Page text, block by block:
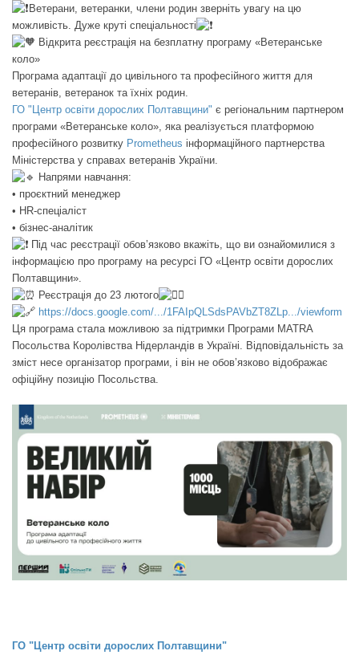
Ветерани, ветеранки, члени родин зверніть увагу на цю
можливість. Дуже круті спеціальності
Відкрита реєстрація на безплатну програму «Ветеранське
коло»
Програма адаптації до цивільного та професійного життя для
ветеранів, ветеранок та їхніх родин.
ГО "Центр освіти дорослих Полтавщини" є регіональним партнером
програми «Ветеранське коло», яка реалізується платформою
професійного розвитку Prometheus інформаційного партнерства
Міністерства у справах ветеранів України.
Напрями навчання:
• проєктний менеджер
• HR-спеціаліст
• бізнес-аналітик
Під час реєстрації обов’язково вкажіть, що ви ознайомилися з
інформацією про програму на ресурсі ГО «Центр освіти дорослих
Полтавщини».
Реєстрація до 23 лютого
https://docs.google.com/.../1FAIpQLSdsPAVbZT8ZLp.../viewform
Ця програма стала можливою за підтримки Програми MATRA
Посольства Королівства Нідерландів в Україні. Відповідальність за
зміст несе організатор програми, і він не обов’язково відображає
офіційну позицію Посольства.
ГО "Центр освіти дорослих Полтавщини"